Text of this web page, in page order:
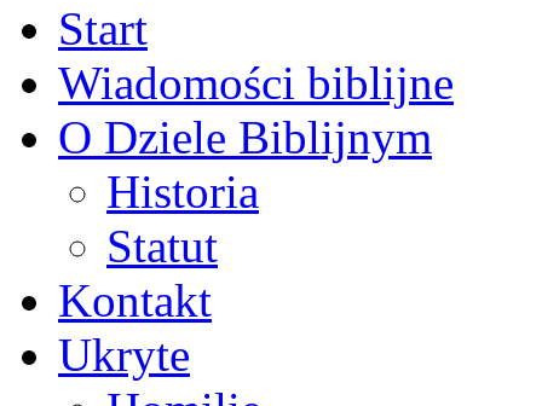
Start
Wiadomości biblijne
O Dziele Biblijnym
Historia
Statut
Kontakt
Ukryte